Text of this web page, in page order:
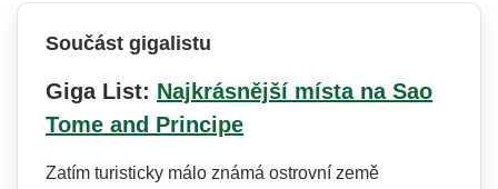
Součást gigalistu
Giga List: Najkrásnější místa na Sao
Tome and Principe
Zatím turisticky málo známá ostrovní země